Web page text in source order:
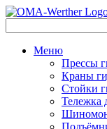
Меню
Прессы
Краны
Стойки
Тележка